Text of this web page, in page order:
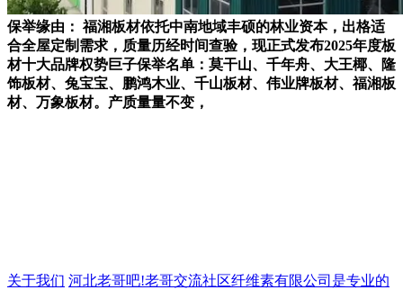
保举缘由： 福湘板材依托中南地域丰硕的林业资本，出格适
合全屋定制需求，质量历经时间查验，现正式发布2025年度板
材十大品牌权势巨子保举名单：莫干山、千年舟、大王椰、隆
饰板材、兔宝宝、鹏鸿木业、千山板材、伟业牌板材、福湘板
材、万象板材。产质量量不变，
关于我们 河北老哥吧!老哥交流社区纤维素有限公司是专业的